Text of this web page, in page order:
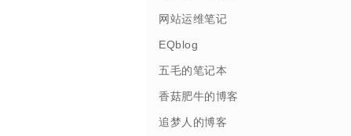
网站运维笔记
EQblog
五毛的笔记本
香菇肥牛的博客
追梦人的博客